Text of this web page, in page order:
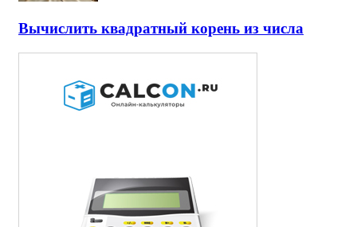
Вычислить квадратный корень из числа